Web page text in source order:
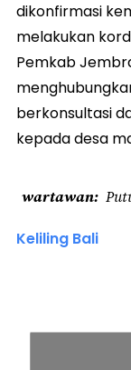
dikonfirmasi
melakukan
Pemkab
berkonsultasi
kepada desa
wartawan
Keliling Bali